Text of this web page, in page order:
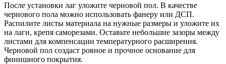
После установки лаг уложите черновой пол. В качестве
чернового пола можно использовать фанеру или ДСП.
Распилите листы материала на нужные размеры и уложите их
на лаги, крепя саморезами. Оставьте небольшие зазоры между
листами для компенсации температурного расширения.
Черновой пол создаст ровное и прочное основание для
финишного покрытия.